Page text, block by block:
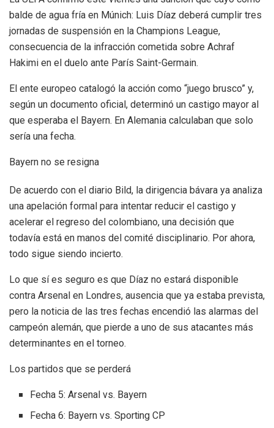
balde de agua fría en Múnich: Luis Díaz deberá cumplir tres
jornadas de suspensión en la Champions League,
consecuencia de la infracción cometida sobre Achraf
Hakimi en el duelo ante París Saint-Germain.
El ente europeo catalogó la acción como “juego brusco” y,
según un documento oficial, determinó un castigo mayor al
que esperaba el Bayern. En Alemania calculaban que solo
sería una fecha.
Bayern no se resigna
De acuerdo con el diario Bild, la dirigencia bávara ya analiza
una apelación formal para intentar reducir el castigo y
acelerar el regreso del colombiano, una decisión que
todavía está en manos del comité disciplinario. Por ahora,
todo sigue siendo incierto.
Lo que sí es seguro es que Díaz no estará disponible
contra Arsenal en Londres, ausencia que ya estaba prevista,
pero la noticia de las tres fechas encendió las alarmas del
campeón alemán, que pierde a uno de sus atacantes más
determinantes en el torneo.
Los partidos que se perderá
Fecha 5: Arsenal vs. Bayern
Fecha 6: Bayern vs. Sporting CP